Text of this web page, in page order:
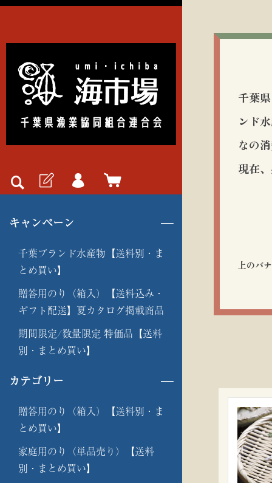
キャンペーン
千葉ブランド水産物【送料別・ま
とめ買い】
贈答用のり（箱入）【送料込み・
ギフト配送】夏カタログ掲載商品
期間限定/数量限定 特価品【送料
別・まとめ買い】
カテゴリー
贈答用のり（箱入）【送料別・ま
とめ買い】
家庭用のり（単品売り）【送料
別・まとめ買い】
千葉
ンド
なの
現在
上のバ